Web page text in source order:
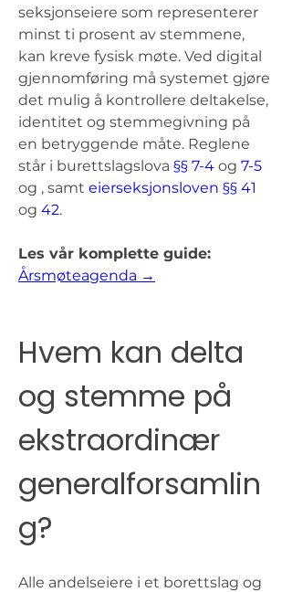
seksjonseiere som representerer
minst ti prosent av stemmene,
kan kreve fysisk møte. Ved digital
gjennomføring må systemet gjøre
det mulig å kontrollere deltakelse,
identitet og stemmegivning på
en betryggende måte. Reglene
står i burettslagslova §§ 7-4 og 7-5
og , samt eierseksjonsloven §§ 41
og 42.
Les vår komplette guide:
Årsmøteagenda →
Hvem kan delta
og stemme på
ekstraordinær
generalforsamlin
g?
Alle andelseiere i et borettslag og